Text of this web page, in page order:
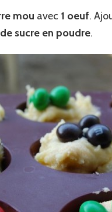
mou avec 1 oeuf.
sucre en poudre.